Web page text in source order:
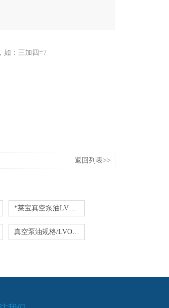
如：三加四=7
返回列表>>
*莱宝真空泵油LVO100/5L桶
真空泵油规格/LVO100 1L/桶（Leybold原装）